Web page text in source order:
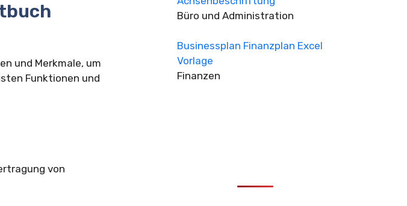
und Merkmale, um
Funktionen und
von
Büro und Administration
Businessplan Finanzplan Excel
Vorlage
Finanzen